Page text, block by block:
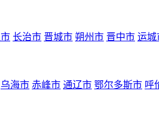
长治市 晋城市 朔州市 晋中市 运城
乌海市 赤峰市 通辽市 鄂尔多斯市 呼